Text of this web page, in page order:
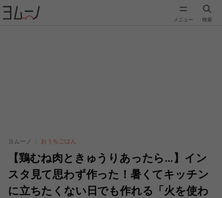
メニュー 検索
ヨムーノ おうちごはん
【鶏むね肉ときゅうりあったら…】イン
スタ見て思わず作った！暑くてキッチン
に立ちたくない日でも作れる「火を使わ